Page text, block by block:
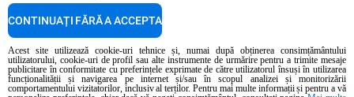
Tratarea apei cu filtru de rășină
Garanția Unox
Localizator service
AI Content Disclaimer
Privacy policy Cookie policy
Acest site utilizează cookie-uri tehnice și, numai după obținerea consimțământului
utilizatorului, cookie-uri de profil sau alte instrumente de urmărire pentru a trimite mesaje
publicitare în conformitate cu preferințele exprimate de către utilizatorul însuși în utilizarea
funcționalității și navigarea pe internet și/sau în scopul analizei și monitorizării
comportamentului vizitatorilor, inclusiv al terților. Pentru mai multe informații și pentru a vă
CONTINUAȚI FĂRĂ A ACCEPTA